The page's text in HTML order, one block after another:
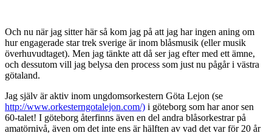
Och nu när jag sitter här så kom jag på att jag har ingen aning om
hur engagerade star trek sverige är inom blåsmusik (eller musik
överhuvudtaget). Men jag tänkte att då ser jag efter med ett ämne,
och dessutom vill jag belysa den process som just nu pågår i västra
götaland.
Jag själv är aktiv inom ungdomsorkestern Göta Lejon (se
http://www.orkesterngotalejon.com/) i göteborg som har anor sen
60-talet! I göteborg återfinns även en del andra blåsorkestrar på
amatörnivå, även om det inte ens är hälften av vad det var för 20 år